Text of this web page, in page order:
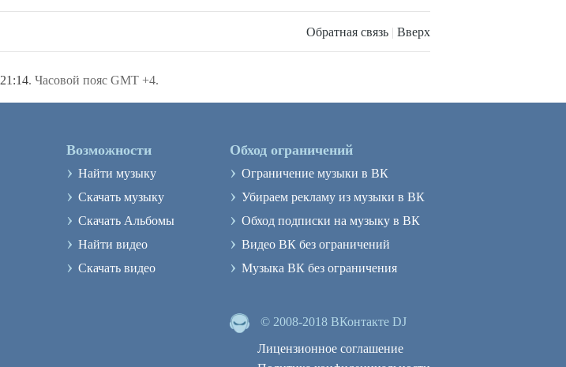
Обратная связь | Вверх
21:14. Часовой пояс GMT +4.
Возможности
› Найти музыку
› Скачать музыку
› Скачать Альбомы
› Найти видео
› Скачать видео
Обход ограничений
› Ограничение музыки в ВК
› Убираем рекламу из музыки в ВК
› Обход подписки на музыку в ВК
› Видео ВК без ограничений
› Музыка ВК без ограничения
© 2008-2018 ВКонтакте DJ
Лицензионное соглашение